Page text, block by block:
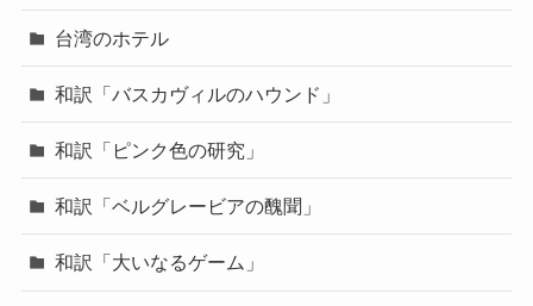
台湾のホテル
和訳「バスカヴィルのハウンド」
和訳「ピンク色の研究」
和訳「ベルグレービアの醜聞」
和訳「大いなるゲーム」